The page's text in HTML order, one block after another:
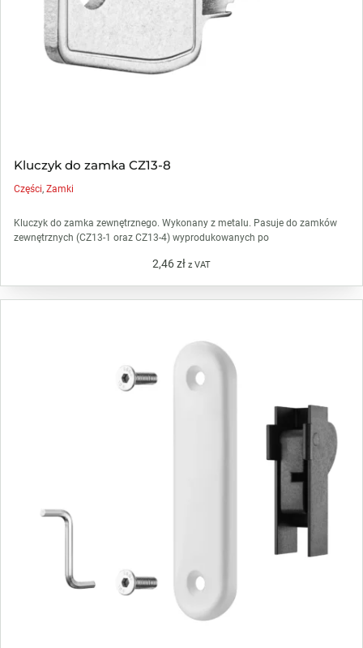
Kluczyk do zamka CZ13-8
Części,Zamki
Kluczyk do zamka zewnętrznego. Wykonany z metalu. Pasuje do zamków
zewnętrznych (CZ13-1 oraz CZ13-4) wyprodukowanych po
2,46zł z VAT